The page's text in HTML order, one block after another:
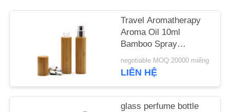
CHẤT
VỚI
Travel Aromatherapy
Aroma Oil 10ml
Bamboo Spray
Perfume Bottle With
Screw Spray Cap
negotiable MOQ:20000 miếng
LIÊN HỆ
glass perfume bottle